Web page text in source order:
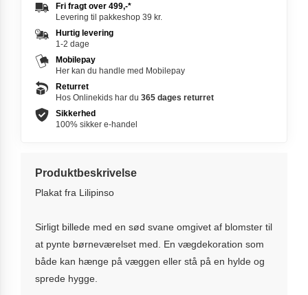
Fri fragt over 499,-*
Levering til pakkeshop 39 kr.
Hurtig levering
1-2 dage
Mobilepay
Her kan du handle med Mobilepay
Returret
Hos Onlinekids har du 365 dages returret
Sikkerhed
100% sikker e-handel
Produktbeskrivelse
Plakat fra Lilipinso
Sirligt billede med en sød svane omgivet af blomster til
at pynte børneværelset med. En vægdekoration som
både kan hænge på væggen eller stå på en hylde og
sprede hygge.